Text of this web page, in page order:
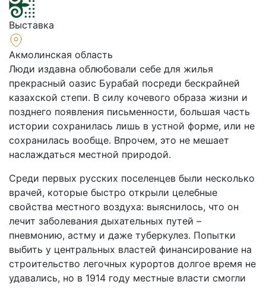
Выставка
Акмолинская область
Люди издавна облюбовали себе для жилья
прекрасный оазис Бурабай посреди бескрайней
казахской степи. В силу кочевого образа жизни и
позднего появления письменности, большая часть
истории сохранилась лишь в устной форме, или не
сохранилась вообще. Впрочем, это не мешает
наслаждаться местной природой.
Среди первых русских поселенцев были несколько
врачей, которые быстро открыли целебные
свойства местного воздуха: выяснилось, что он
лечит заболевания дыхательных путей –
пневмонию, астму и даже туберкулез. Попытки
выбить у центральных властей финансирование на
строительство легочных курортов долгое время не
удавались, но в 1914 году местные власти смогли